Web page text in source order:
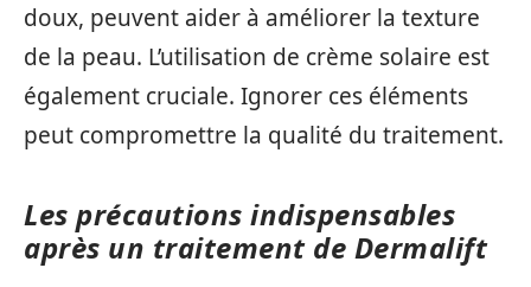
doux, peuvent aider à améliorer la texture
de la peau. L’utilisation de crème solaire est
également cruciale. Ignorer ces éléments
peut compromettre la qualité du traitement.
Les précautions indispensables
après un traitement de Dermalift